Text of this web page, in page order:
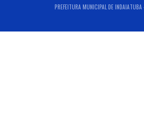
PREFEITURA MUNICIPAL DE